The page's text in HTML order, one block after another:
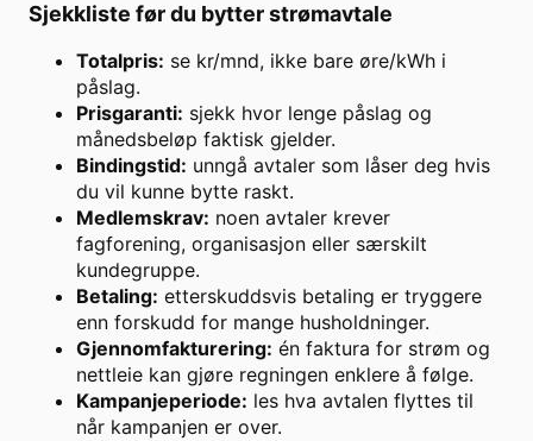
Sjekkliste før du bytter strømavtale
Totalpris: se kr/mnd, ikke bare øre/kWh i
påslag.
Prisgaranti: sjekk hvor lenge påslag og
månedsbeløp faktisk gjelder.
Bindingstid: unngå avtaler som låser deg hvis
du vil kunne bytte raskt.
Medlemskrav: noen avtaler krever
fagforening, organisasjon eller særskilt
kundegruppe.
Betaling: etterskuddsvis betaling er tryggere
enn forskudd for mange husholdninger.
Gjennomfakturering: én faktura for strøm og
nettleie kan gjøre regningen enklere å følge.
Kampanjeperiode: les hva avtalen flyttes til
når kampanjen er over.